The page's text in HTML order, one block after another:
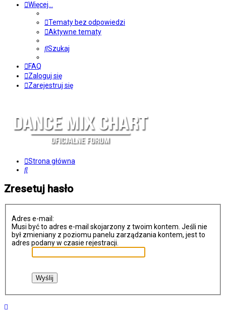
Więcej…
Tematy bez odpowiedzi
Aktywne tematy
Szukaj
FAQ
Zaloguj się
Zarejestruj się
Strona główna
Szukaj
Zresetuj hasło
Adres e-mail:
Musi być to adres e-mail skojarzony z twoim kontem. Jeśli nie
był zmieniany z poziomu panelu zarządzania kontem, jest to
adres podany w czasie rejestracji.